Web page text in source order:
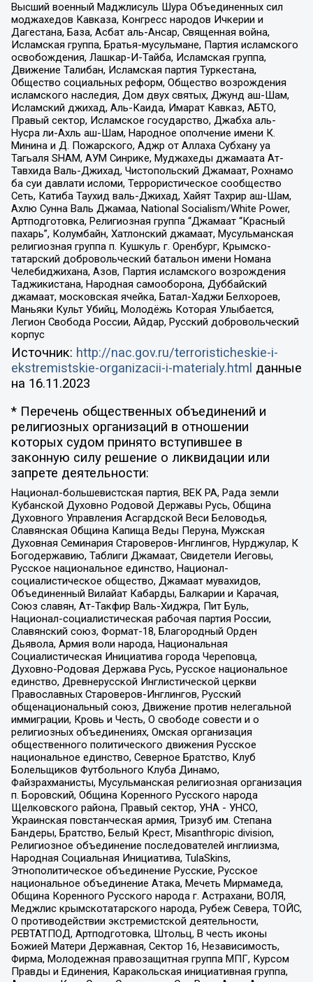
Высший военный Маджлисуль Шура Объединенных сил
моджахедов Кавказа, Конгресс народов Ичкерии и
Дагестана, База, Асбат аль-Ансар, Священная война,
Исламская группа, Братья-мусульмане, Партия исламского
освобождения, Лашкар-И-Тайба, Исламская группа,
Движение Талибан, Исламская партия Туркестана,
Общество социальных реформ, Общество возрождения
исламского наследия, Дом двух святых, Джунд аш-Шам,
Исламский джихад, Аль-Каида, Имарат Кавказ, АБТО,
Правый сектор, Исламское государство, Джабха аль-
Нусра ли-Ахль аш-Шам, Народное ополчение имени К.
Минина и Д. Пожарского, Аджр от Аллаха Субхану уа
Тагьаля SHAM, АУМ Синрике, Муджахеды джамаата Ат-
Тавхида Валь-Джихад, Чистопольский Джамаат, Рохнамо
ба суи давлати исломи, Террористическое сообщество
Сеть, Катиба Таухид валь-Джихад, Хайят Тахрир аш-Шам,
Ахлю Сунна Валь Джамаа, National Socialism/White Power,
Артподготовка, Религиозная группа “Джамаат “Красный
пахарь”, Колумбайн, Хатлонский джамаат, Мусульманская
религиозная группа п. Кушкуль г. Оренбург, Крымско-
татарский добровольческий батальон имени Номана
Челебиджихана, Азов, Партия исламского возрождения
Таджикистана, Народная самооборона, Дуббайский
джамаат, московская ячейка, Батал-Хаджи Белхороев,
Маньяки Культ Убийц, Молодёжь Которая Улыбается,
Легион Свобода России, Айдар, Русский добровольческий
корпус
Источник: http://nac.gov.ru/terroristicheskie-i-
ekstremistskie-organizacii-i-materialy.html данные
на 16.11.2023
* Перечень общественных объединений и
религиозных организаций в отношении
которых судом принято вступившее в
законную силу решение о ликвидации или
запрете деятельности:
Национал-большевистская партия, ВЕК РА, Рада земли
Кубанской Духовно Родовой Державы Русь, Община
Духовного Управления Асгардской Веси Беловодья,
Славянская Община Капища Веды Перуна, Мужская
Духовная Семинария Староверов-Инглингов, Нурджулар, К
Богодержавию, Таблиги Джамаат, Свидетели Иеговы,
Русское национальное единство, Национал-
социалистическое общество, Джамаат мувахидов,
Объединенный Вилайат Кабарды, Балкарии и Карачая,
Союз славян, Ат-Такфир Валь-Хиджра, Пит Буль,
Национал-социалистическая рабочая партия России,
Славянский союз, Формат-18, Благородный Орден
Дьявола, Армия воли народа, Национальная
Социалистическая Инициатива города Череповца,
Духовно-Родовая Держава Русь, Русское национальное
единство, Древнерусской Инглистической церкви
Православных Староверов-Инглингов, Русский
общенациональный союз, Движение против нелегальной
иммиграции, Кровь и Честь, О свободе совести и о
религиозных объединениях, Омская организация
общественного политического движения Русское
национальное единство, Северное Братство, Клуб
Болельщиков Футбольного Клуба Динамо,
Файзрахманисты, Мусульманская религиозная организация
п. Боровский, Община Коренного Русского народа
Щелковского района, Правый сектор, УНА - УНСО,
Украинская повстанческая армия, Тризуб им. Степана
Бандеры, Братство, Белый Крест, Misanthropic division,
Религиозное объединение последователей инглиизма,
Народная Социальная Инициатива, TulaSkins,
Этнополитическое объединение Русские, Русское
национальное объединение Атака, Мечеть Мирмамеда,
Община Коренного Русского народа г. Астрахани, ВОЛЯ,
Меджлис крымскотатарского народа, Рубеж Севера, ТОЙС,
О противодействии экстремистской деятельности,
РЕВТАТПОД, Артподготовка, Штольц, В честь иконы
Божией Матери Державная, Сектор 16, Независимость,
Фирма, Молодежная правозащитная группа МПГ, Курсом
Правды и Единения, Каракольская инициативная группа,